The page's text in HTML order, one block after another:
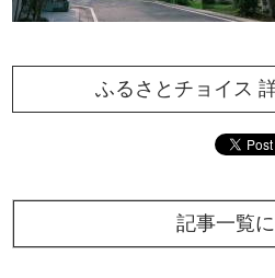
ふるさとチョイス
記事一覧